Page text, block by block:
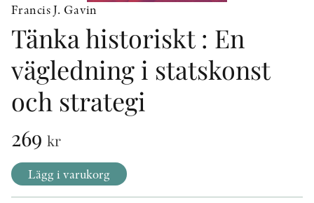
PRESSKONTAKT
Francis J. Gavin
Tänka historiskt : En
vägledning i statskonst
och strategi
269 kr
Lägg i varukorg